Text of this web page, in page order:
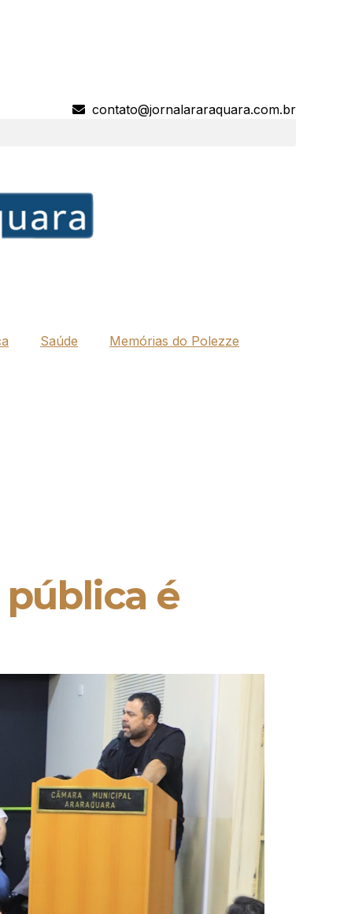
contato@jornalararaquara.com.br
Saúde
Memórias do Polezze
é